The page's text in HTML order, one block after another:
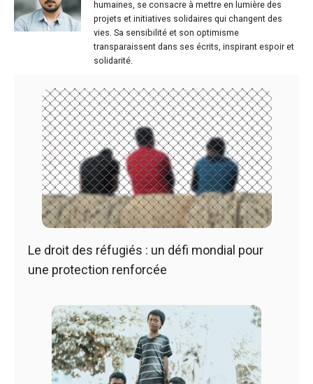
humaines, se consacre à mettre en lumière des
projets et initiatives solidaires qui changent des
vies. Sa sensibilité et son optimisme
transparaissent dans ses écrits, inspirant espoir et
solidarité.
Le droit des réfugiés : un défi mondial pour
une protection renforcée